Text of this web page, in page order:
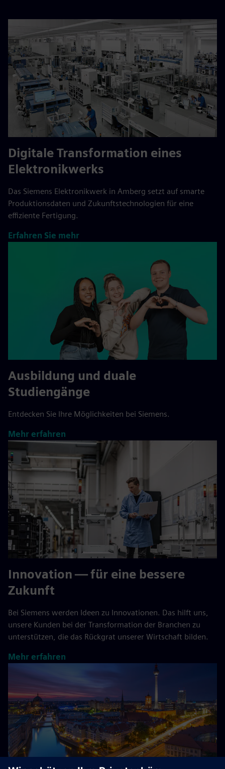
Digitale Transformation eines
Elektronikwerks
Das Siemens Elektronikwerk in Amberg setzt auf smarte
Produktionsdaten und Zukunftstechnologien für eine
effiziente Fertigung.
Erfahren Sie mehr
Ausbildung und duale
Studiengänge
Entdecken Sie Ihre Möglichkeiten bei Siemens.
Mehr erfahren
Innovation — für eine bessere
Zukunft
Bei Siemens werden Ideen zu Innovationen. Das hilft uns,
unsere Kunden bei der Transformation der Branchen zu
unterstützen, die das Rückgrat unserer Wirtschaft bilden.
Mehr erfahren